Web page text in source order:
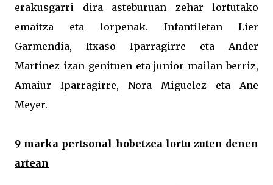
erakusgarri dira asteburuan zehar lortutako
emaitza eta lorpenak. Infantiletan Lier
Garmendia, Itxaso Iparragirre eta Ander
Martinez izan genituen eta junior mailan berriz,
Amaiur Iparragirre, Nora Miguelez eta Ane
Meyer.
9 marka pertsonal hobetzea lortu zuten denen
artean